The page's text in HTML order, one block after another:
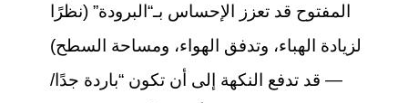
المفتوح قد تعزز الإحساس بـ“البرودة” (نظرًا
لزيادة الهباء، وتدفق الهواء، ومساحة السطح)
— قد تدفع النكهة إلى أن تكون “باردة جدًا/